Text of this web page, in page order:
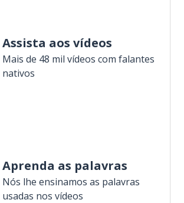
Assista aos vídeos
Mais de 48 mil vídeos com falantes
nativos
Aprenda as palavras
Nós lhe ensinamos as palavras
usadas nos vídeos